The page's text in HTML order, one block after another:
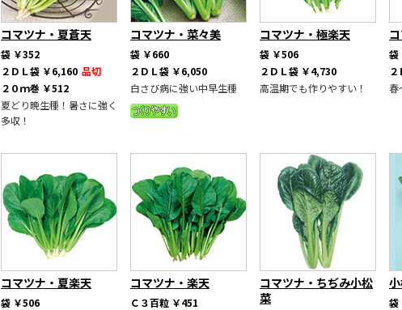
コマツナ・夏蒼天
袋 ￥352
２ＤＬ袋 ￥6,160 品切
２０ｍ巻 ￥512
夏どり晩生種！暑さに強く
多収！
コマツナ・菜々美
袋 ￥660
２ＤＬ袋 ￥6,050
白さび病に強い中早生種
コマツナ・極楽天
袋 ￥506
２ＤＬ袋 ￥4,730
高温期でも作りやすい！
袋
春
コマツナ・夏楽天
袋 ￥506
コマツナ・楽天
Ｃ３百粒 ￥451
コマツナ・ちぢみ小松
菜
袋